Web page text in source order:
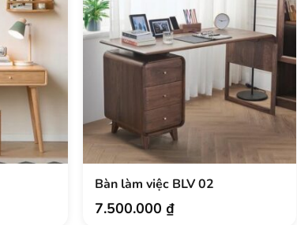
Bàn làm việc BLV 02
7.500.000 ₫